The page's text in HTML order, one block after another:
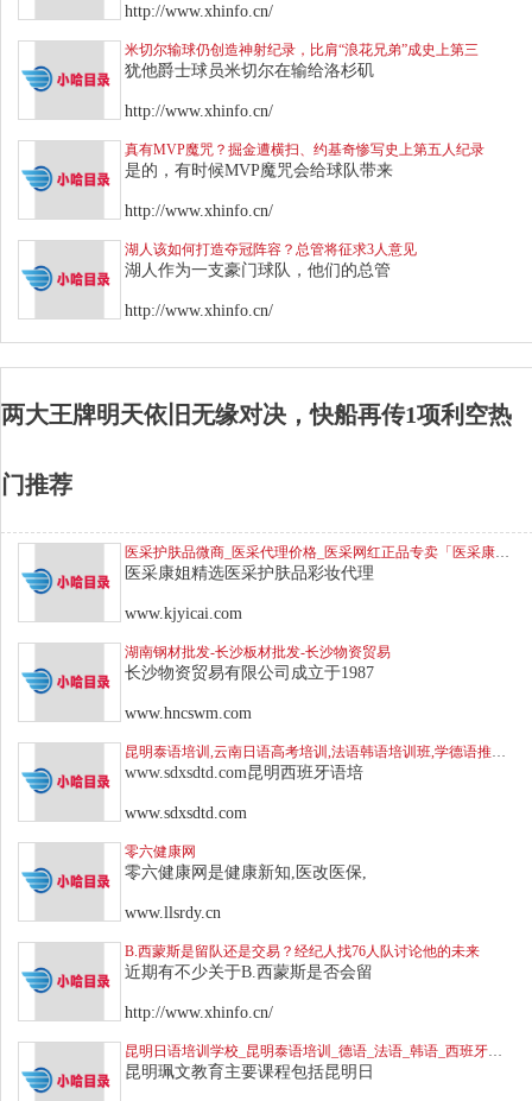
http://www.xhinfo.cn/
米切尔输球仍创造神射纪录，比肩“浪花兄弟”成史上第三
犹他爵士球员米切尔在输给洛杉矶
http://www.xhinfo.cn/
真有MVP魔咒？掘金遭横扫、约基奇惨写史上第五人纪录
是的，有时候MVP魔咒会给球队带来
http://www.xhinfo.cn/
湖人该如何打造夺冠阵容？总管将征求3人意见
湖人作为一支豪门球队，他们的总管
http://www.xhinfo.cn/
两大王牌明天依旧无缘对决，快船再传1项利空热
门推荐
医采康姐精选医采护肤品彩妆代理
www.kjyicai.com
湖南钢材批发-长沙板材批发-长沙物资贸易
长沙物资贸易有限公司成立于1987
www.hncswm.com
www.sdxsdtd.com昆明西班牙语培
www.sdxsdtd.com
零六健康网
零六健康网是健康新知,医改医保,
www.llsrdy.cn
B.西蒙斯是留队还是交易？经纪人找76人队讨论他的未来
近期有不少关于B.西蒙斯是否会留
http://www.xhinfo.cn/
昆明珮文教育主要课程包括昆明日